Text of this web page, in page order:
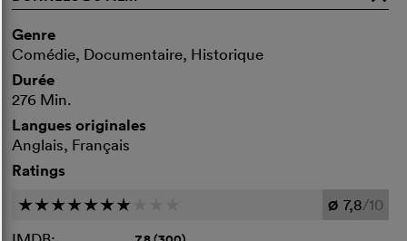
Genre
Comédie, Documentaire, Historique
Durée
276 Min.
Langues originales
Anglais, Français
Ratings
c c c c c c c Ø 7,8/10